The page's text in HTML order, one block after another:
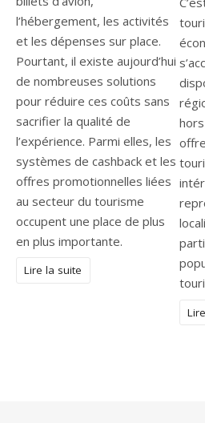
l’hébergement, les activités
et les dépenses sur place.
Pourtant, il existe aujourd’hui
de nombreuses solutions
pour réduire ces coûts sans
sacrifier la qualité de
l’expérience. Parmi elles, les
systèmes de cashback et les
offres promotionnelles liées
au secteur du tourisme
occupent une place de plus
en plus importante.
Lire la suite